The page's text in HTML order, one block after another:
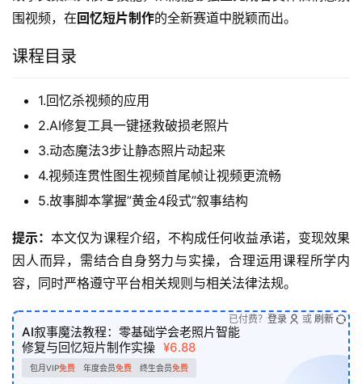
围视频，在回忆短片制作的全新赛道中脱颖而出。
课程目录
1.回忆杀视频的应用
2.AI修复工具一键拯救破损老照片
3.动态魔法3步让静态照片动起来
4.视频连贯性图生视频首尾帧让视频更流畅
5.故事脚本掌握”黄金4段式”叙事结构
提示：本文仅为课程介绍，不构成任何收益承诺，变现效果
因人而异，需结合自身努力与实操，合理运用课程所学内
容，同时严格遵守平台相关规则与相关法律法规。
AI叙事魔法教程：零基础学会老照片智能
修复与回忆短片制作实操 ¥6.88
包月VIP免费 年度会员免费 终生会员免费
已付费？ 登录 或 刷新